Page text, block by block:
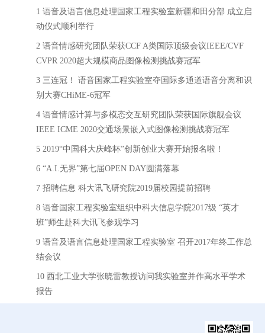
1 语音及语言信息处理国家工程实验室新疆和田分部 成立启
动仪式顺利举行
2 语音情感研究团队荣获CCF A类国际顶级会议IEEE/CVF
CVPR 2020超大规模商品图像检测挑战赛冠军
3 三连冠！ 语音国家工程实验室夺国际多通道语音分离和识
别大赛CHiME-6冠军
4 语音情感计算与多模态交互研究团队荣获国际旗舰会议
IEEE ICME 2020交通场景嵌入式图像检测挑战赛冠军
5 2019“中国科大庆峰杯”创新创业大赛开始报名啦！
6 “A.I.无界”第七届OPEN DAY圆满落幕
7 招聘信息 科大讯飞研究院2019届校园提前招聘
8 语音国家工程实验室组织中科大信息学院2017级 “英才
班”师生赴科大讯飞参观学习
9 语音及语言信息处理国家工程实验室 召开2017年终工作总
结会议
10 西北工业大学张晓雷教授访问我实验室并作高水平学术
报告